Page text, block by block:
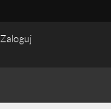
Zaloguj